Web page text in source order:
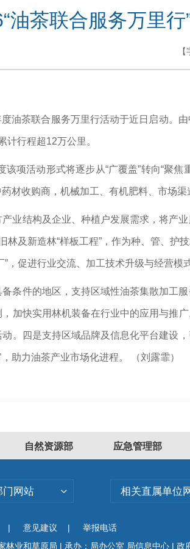
油茶联合服务万里行
油茶联合服务万里行活动于近日启动。
行程超12万公里。
项活动形式将逐步从“广覆盖”转向“聚
材收购商，机械加工、有机肥料、市场渠
业结构及企业、种植户发展需求，将产
林及新造林“样板工程”，作为种、管、
，促进行业交流、加工技术升级与经营模
条件的地区，支持区域性油茶集散加工
加快实用林机装备在行业中的应用与推
。四是支持区域品牌及信息化平台建设
助力油茶产业市场化进程。 （刘露霏）
自然资源部 应急管理部
门网站 相关直属单位
| 意见建议 |
举报电话
林业和草原局 | 承办：局办公室 局信息中心 | 政